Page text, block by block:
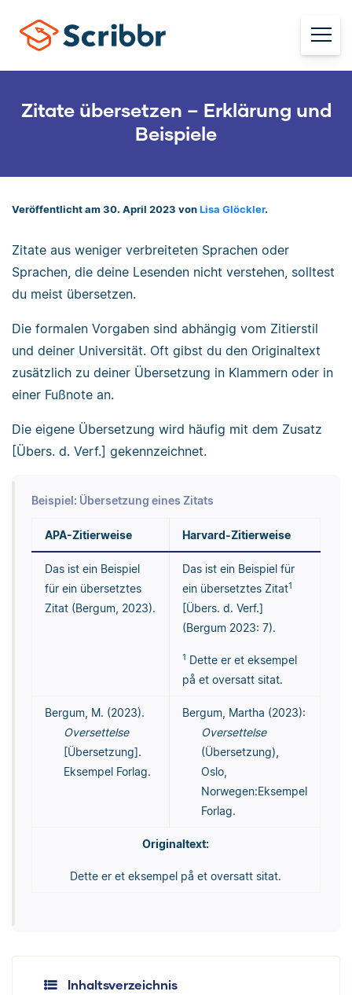
Zitate übersetzen – Erklärung und
Beispiele
Veröffentlicht am 30. April 2023 von Lisa Glöckler.
Zitate aus weniger verbreiteten Sprachen oder
Sprachen, die deine Lesenden nicht verstehen, solltest
du meist übersetzen.
Die formalen Vorgaben sind abhängig vom Zitierstil
und deiner Universität. Oft gibst du den Originaltext
zusätzlich zu deiner Übersetzung in Klammern oder in
einer Fußnote an.
Die eigene Übersetzung wird häufig mit dem Zusatz
[Übers. d. Verf.] gekennzeichnet.
Beispiel: Übersetzung eines Zitats
APA-Zitierweise Harvard-Zitierweise
Das ist ein Beispiel
für ein übersetztes
Zitat (Bergum, 2023).
Das ist ein Beispiel für
ein übersetztes Zitat1
[Übers. d. Verf.]
(Bergum 2023: 7).
1 Dette er et eksempel
på et oversatt sitat.
Bergum, M. (2023).
Oversettelse
[Übersetzung].
Eksempel Forlag.
Bergum, Martha (2023):
Oversettelse
(Übersetzung),
Oslo,
Norwegen:Eksempel
Forlag.
Originaltext:
Dette er et eksempel på et oversatt sitat.
Inhaltsverzeichnis